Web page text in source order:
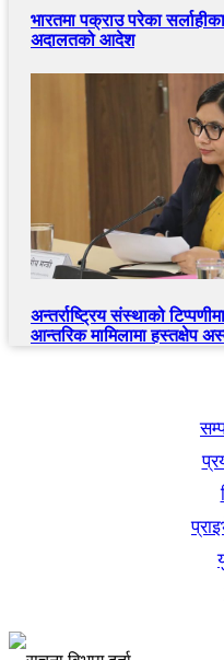
भारतमा पक्राउ परेका
अदालतको आदेश
अन्तर्राष्ट्रिय संस्थाको
आन्तरिक मामिलामा हस्तक्षेप